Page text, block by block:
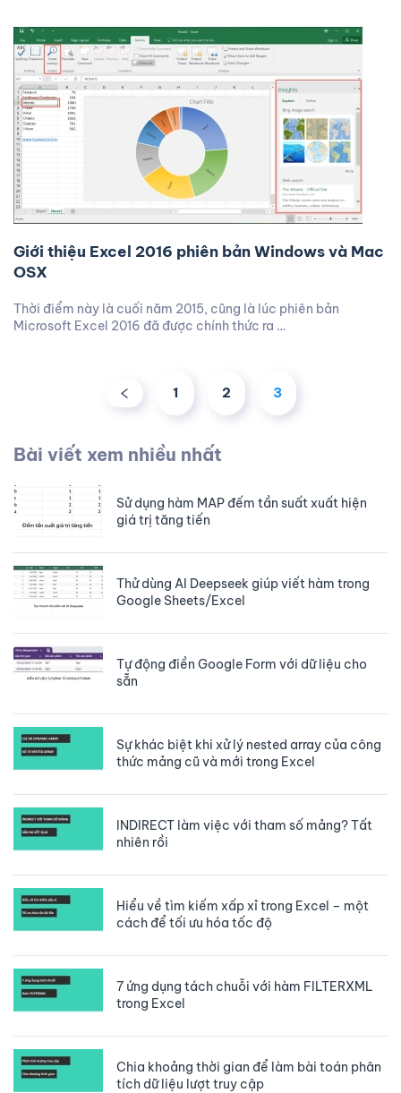
Giới thiệu Excel 2016 phiên bản Windows và Mac
OSX
Thời điểm này là cuối năm 2015, cũng là lúc phiên bản
Microsoft Excel 2016 đã được chính thức ra …
1 2 3
Bài viết xem nhiều nhất
Sử dụng hàm MAP đếm tần suất xuất hiện
giá trị tăng tiến
Thử dùng AI Deepseek giúp viết hàm trong
Google Sheets/Excel
Tự động điền Google Form với dữ liệu cho
sẵn
Sự khác biệt khi xử lý nested array của công
thức mảng cũ và mới trong Excel
INDIRECT làm việc với tham số mảng? Tất
nhiên rồi
Hiểu về tìm kiếm xấp xỉ trong Excel – một
cách để tối ưu hóa tốc độ
7 ứng dụng tách chuỗi với hàm FILTERXML
trong Excel
Chia khoảng thời gian để làm bài toán phân
tích dữ liệu lượt truy cập